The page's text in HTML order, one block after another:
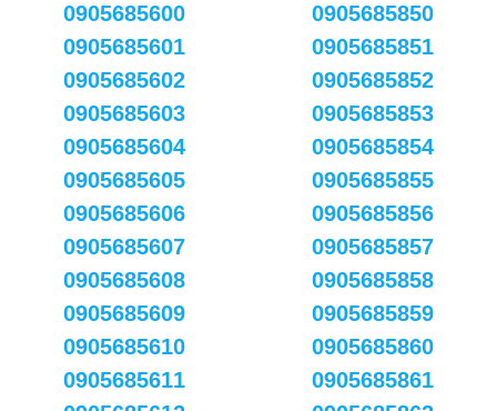
0905685600
0905685601
0905685602
0905685603
0905685604
0905685605
0905685606
0905685607
0905685608
0905685609
0905685610
0905685611
0905685850
0905685851
0905685852
0905685853
0905685854
0905685855
0905685856
0905685857
0905685858
0905685859
0905685860
0905685861